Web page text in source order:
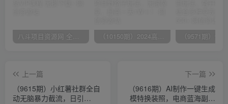
八斗项目资源网 全网正品VIP课程 无损下载~ （10150期）2024高考项目野路子玩法，无限裂变，最高一天1W＋！
上一篇
（9615期）小红薯社群全自
动无脑暴力截流，日引
下一篇
（9616期）AI制作一键生成
模特换装照，电商蓝海副业